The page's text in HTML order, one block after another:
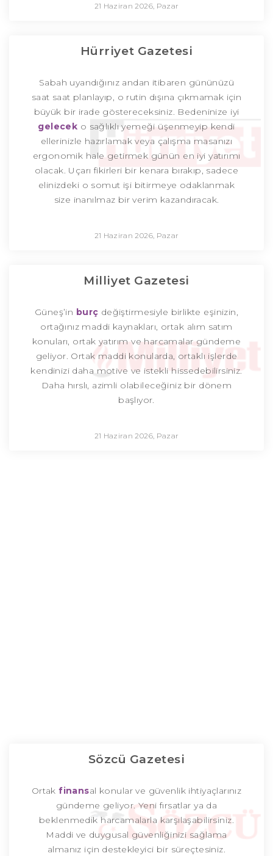
21 Haziran 2026, Pazar
Hürriyet Gazetesi
Sabah uyandığınız andan itibaren gününüzü
saat saat planlayıp, o rutin dışına çıkmamak için
büyük bir irade göstereceksiniz. Bedeninize iyi
gelecek o sağlıklı yemeği üşenmeyip kendi
ellerinizle hazırlamak veya çalışma masanızı
ergonomik hale getirmek günün en iyi yatırımı
olacak. Uçarı fikirleri bir kenara bırakıp, sadece
elinizdeki o somut işi bitirmeye odaklanmak
size inanılmaz bir verim kazandıracak.
21 Haziran 2026, Pazar
Milliyet Gazetesi
Güneş’in burç değiştirmesiyle birlikte eşinizin,
ortağınız maddi kaynakları, ortak alım satım
konuları, ortak yatırım ve harcamalar gündeme
geliyor. Ortak maddi konularda, ortaklı işlerde
kendinizi daha motive ve istekli hissedebilirsiniz.
Daha hırslı, azimli olabileceğiniz bir dönem
başlıyor.
21 Haziran 2026, Pazar
Sözcü Gazetesi
Ortakfinansal konular ve güvenlik ihtiyaçlarınız
gündeme geliyor. Yeni fırsatlar ya da
beklenmedik harcamalarla karşılaşabilirsiniz.
Maddi ve duygusal güvenliğinizi sağlama
almanız için destekleyici bir süreçtesiniz.